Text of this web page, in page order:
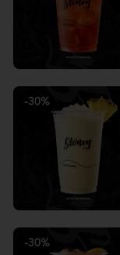
-30%
-30%